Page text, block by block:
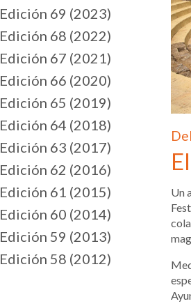
Edición 69 (2023)
Edición 68 (2022)
Edición 67 (2021)
Edición 66 (2020)
Edición 65 (2019)
Edición 64 (2018)
Edición 63 (2017)
Edición 62 (2016)
Edición 61 (2015)
Edición 60 (2014)
Edición 59 (2013)
Edición 58 (2012)
Un